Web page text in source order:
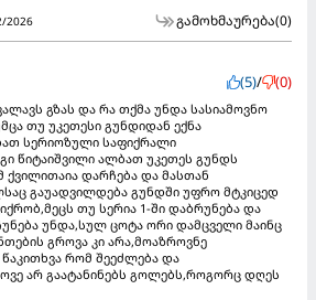
2026 გამოხმაურება(0)
(5)/ (0)
გზას და რა თქმა უნდა სასიამოვნო
თუ უკეთესი გუნდიდან ექნა
სერიოზული საფიქრალი
წიტაიშვილი ალბათ უკეთეს გუნდს
ქვილითაია დარჩება და მასთან
გაუადვილდება გუნდში უფრო მტკიცედ
თუ სერია 1-ში დაბრუნება და
უნდა,სულ ცოტა ორი დამცველი მაინც
გროვა კი არა,მოაზროვნე
რომ შეეძლება და
არ გაატანინებს გოლებს,როგორც დღეს